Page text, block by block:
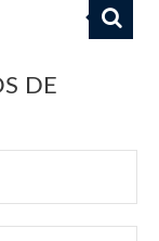
DE